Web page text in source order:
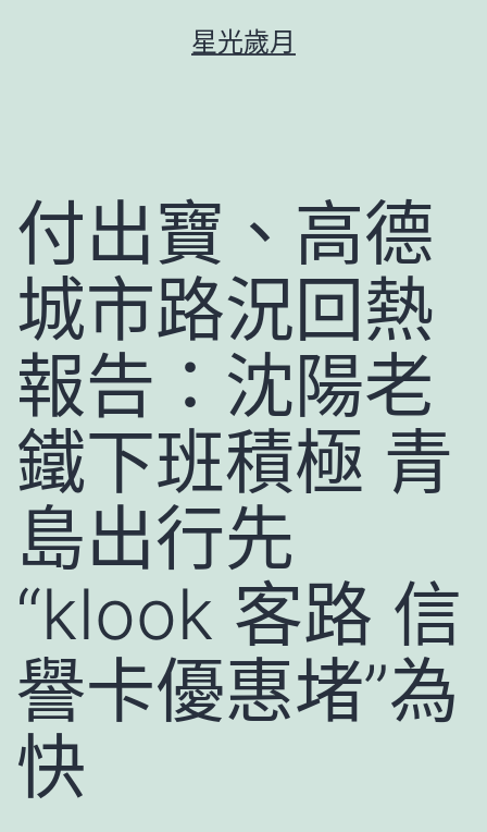
星光歲月
付出寶、高德
城市路況回熱
報告：沈陽老
鐵下班積極 青
島出行先
“klook 客路 信
譽卡優惠堵”為
快